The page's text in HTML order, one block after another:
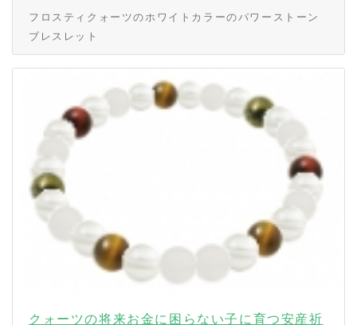
フロスティクォーツのホワイトカラーのパワーストーン
ブレスレット
クォーツの将来お金に困らない子に育つ安産祈